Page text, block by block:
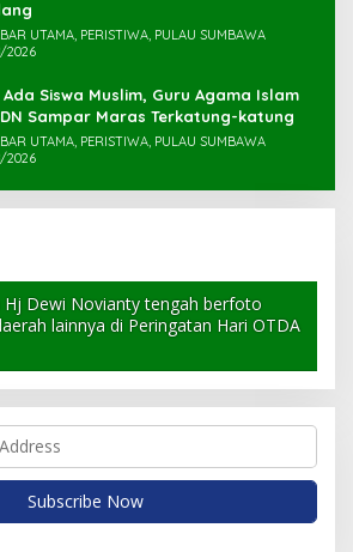
UTAMA, PERISTIWA, PULAU SUMBAWA
2026
Ada Siswa Muslim, Guru Agama Islam
di SDN Sampar Maras Terkatung-katung ‎
UTAMA, PERISTIWA, PULAU SUMBAWA
2026
Hj Dewi Novianty tengah berfoto
lainnya di Peringatan Hari OTDA